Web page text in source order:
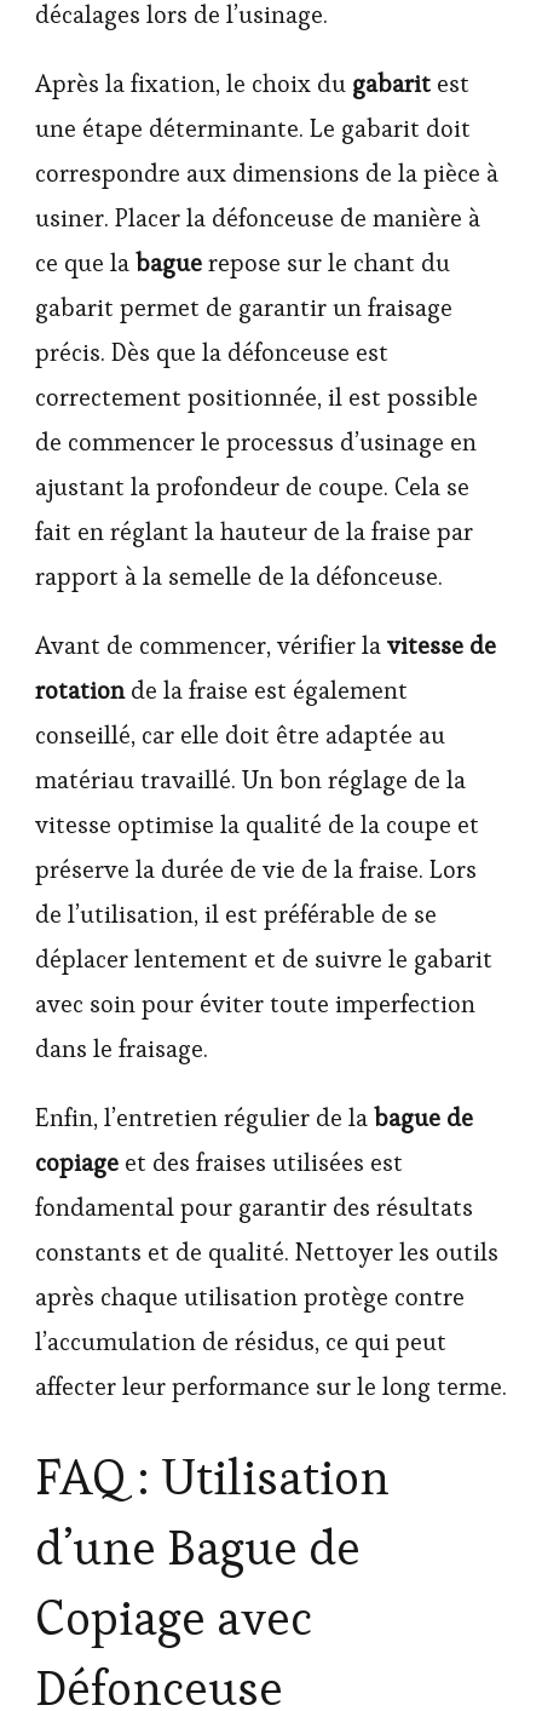
décalages lors de l’usinage.
Après la fixation, le choix du gabarit est
une étape déterminante. Le gabarit doit
correspondre aux dimensions de la pièce à
usiner. Placer la défonceuse de manière à
ce que labaguerepose sur le chant du
gabarit permet de garantir un fraisage
précis. Dès que la défonceuse est
correctement positionnée, il est possible
de commencer le processus d’usinage en
ajustant la profondeur de coupe. Cela se
fait en réglant la hauteur de la fraise par
rapport à la semelle de la défonceuse.
Avant de commencer, vérifier lavitesse de
rotationde la fraise est également
conseillé, car elle doit être adaptée au
matériau travaillé. Un bon réglage de la
vitesse optimise la qualité de la coupe et
préserve la durée de vie de la fraise. Lors
de l’utilisation, il est préférable de se
déplacer lentement et de suivre le gabarit
avec soin pour éviter toute imperfection
dans le fraisage.
Enfin, l’entretien régulier de labague de
copiage et des fraises utilisées est
fondamental pour garantir des résultats
constants et de qualité. Nettoyer les outils
après chaque utilisation protège contre
l’accumulation de résidus, ce qui peut
affecter leur performance sur le long terme.
FAQ : Utilisation
d’une Bague de
Copiage avec
Défonceuse